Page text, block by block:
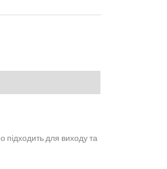
підходить для виходу та